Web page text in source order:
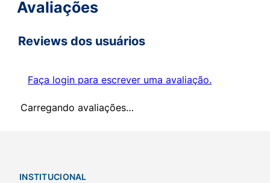
Avaliações
Reviews dos usuários
Faça login para escrever uma avaliação.
Carregando avaliações…
INSTITUCIONAL